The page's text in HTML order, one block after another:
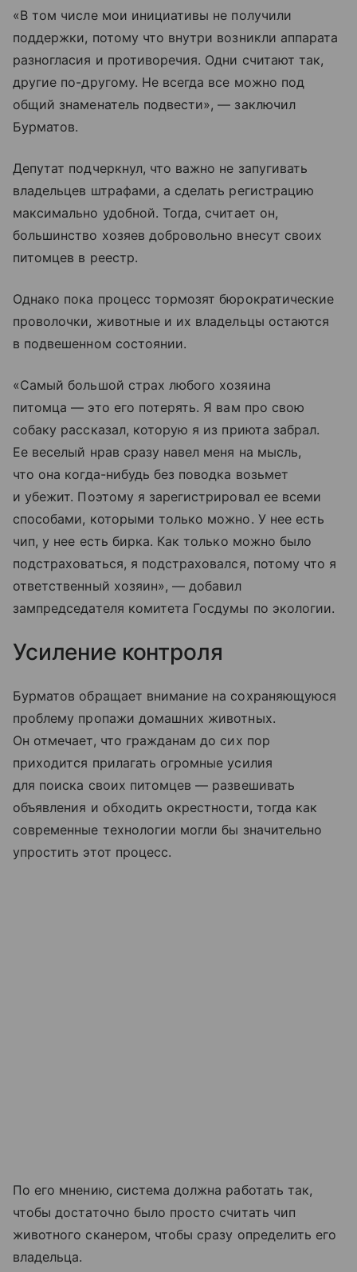
«В том числе мои инициативы не получили
поддержки, потому что внутри возникли аппарата
разногласия и противоречия. Одни считают так,
другие по-другому. Не всегда все можно под
общий знаменатель подвести», — заключил
Бурматов.
Депутат подчеркнул, что важно не запугивать
владельцев штрафами, а сделать регистрацию
максимально удобной. Тогда, считает он,
большинство хозяев добровольно внесут своих
питомцев в реестр.
Однако пока процесс тормозят бюрократические
проволочки, животные и их владельцы остаются
в подвешенном состоянии.
«Самый большой страх любого хозяина
питомца — это его потерять. Я вам про свою
собаку рассказал, которую я из приюта забрал.
Ее веселый нрав сразу навел меня на мысль,
что она когда-нибудь без поводка возьмет
и убежит. Поэтому я зарегистрировал ее всеми
способами, которыми только можно. У нее есть
чип, у нее есть бирка. Как только можно было
подстраховаться, я подстраховался, потому что я
ответственный хозяин», — добавил
зампредседателя комитета Госдумы по экологии.
Усиление контроля
Бурматов обращает внимание на сохраняющуюся
проблему пропажи домашних животных.
Он отмечает, что гражданам до сих пор
приходится прилагать огромные усилия
для поиска своих питомцев — развешивать
объявления и обходить окрестности, тогда как
современные технологии могли бы значительно
упростить этот процесс.
По его мнению, система должна работать так,
чтобы достаточно было просто считать чип
животного сканером, чтобы сразу определить его
владельца.